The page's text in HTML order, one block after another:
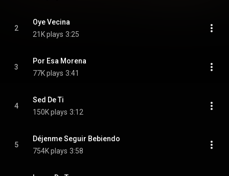
2
Oye Vecina
21K plays 3:25
3
Por Esa Morena
77K plays 3:41
4
Sed De Ti
150K plays 3:12
5
Déjenme Seguir Bebiendo
754K plays 3:58